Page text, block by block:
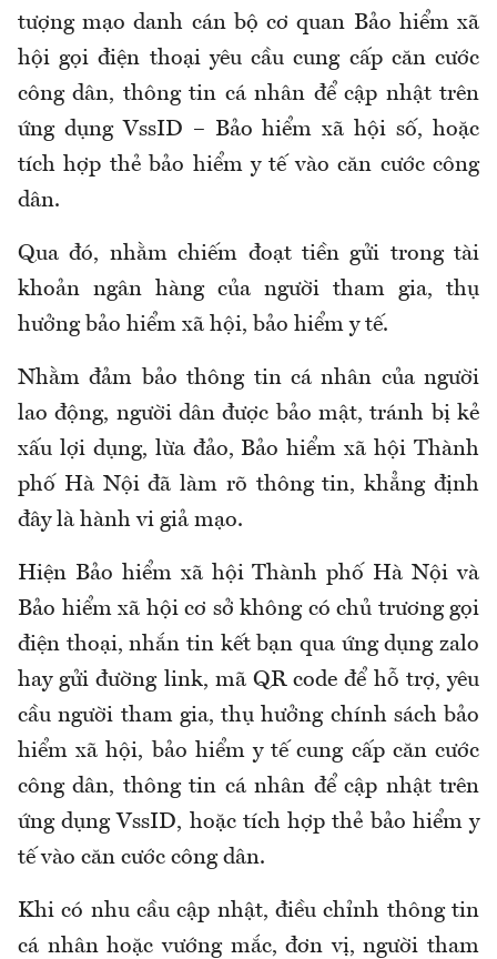
tượng mạo danh cán bộ cơ quan Bảo hiểm xã
hội gọi điện thoại yêu cầu cung cấp căn cước
công dân, thông tin cá nhân để cập nhật trên
ứng dụng VssID – Bảo hiểm xã hội số, hoặc
tích hợp thẻ bảo hiểm y tế vào căn cước công
dân.
Qua đó, nhằm chiếm đoạt tiền gửi trong tài
khoản ngân hàng của người tham gia, thụ
hưởng bảo hiểm xã hội, bảo hiểm y tế.
Nhằm đảm bảo thông tin cá nhân của người
lao động, người dân được bảo mật, tránh bị kẻ
xấu lợi dụng, lừa đảo, Bảo hiểm xã hội Thành
phố Hà Nội đã làm rõ thông tin, khẳng định
đây là hành vi giả mạo.
Hiện Bảo hiểm xã hội Thành phố Hà Nội và
Bảo hiểm xã hội cơ sở không có chủ trương gọi
điện thoại, nhắn tin kết bạn qua ứng dụng zalo
hay gửi đường link, mã QR code để hỗ trợ, yêu
cầu người tham gia, thụ hưởng chính sách bảo
hiểm xã hội, bảo hiểm y tế cung cấp căn cước
công dân, thông tin cá nhân để cập nhật trên
ứng dụng VssID, hoặc tích hợp thẻ bảo hiểm y
tế vào căn cước công dân.
Khi có nhu cầu cập nhật, điều chỉnh thông tin
cá nhân hoặc vướng mắc, đơn vị, người tham